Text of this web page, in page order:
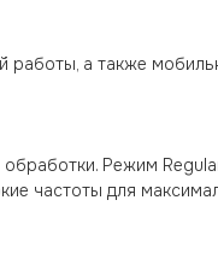
работы, а также
Режим
частоты для